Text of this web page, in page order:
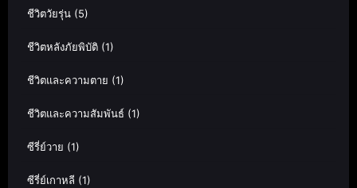
ชีวิตวัยรุ่น (5)
ชีวิตหลังภัยพิบัติ (1)
ชีวิตและความตาย (1)
ชีวิตและความสัมพันธ์ (1)
ซีรี่ย์วาย (1)
ซีรี่ย์เกาหลี (1)